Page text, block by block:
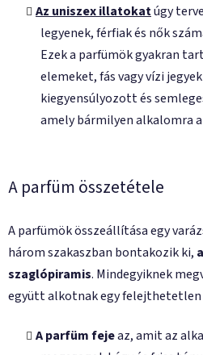
Az uniszex illatokatúgy
legyenek, férfiak és nők
Ezek a parfümök gyakran
elemeket, fás vagy vízi
kiegyensúlyozott és
amely bármilyen alkalomra
A parfüm összetétele
A parfümök összeállítása egy
három szakaszban bontakozik ki,
szaglópiramis. Mindegyiknek
együtt alkotnak egy
A parfüm fejeaz, amit az